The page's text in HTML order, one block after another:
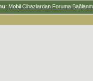
: Mobil Cihazlardan Foruma